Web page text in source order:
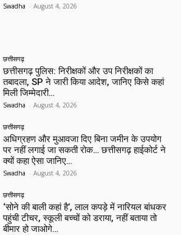
Swadha - August 4, 2026
छत्तीसगढ़
छत्तीसगढ़ पुलिस: निरीक्षकों और उप निरीक्षकों का
तबादला, SP ने जारी किया आदेश, जानिए किसे कहां
मिली जिम्मेदारी…
Swadha - August 4, 2026
छत्तीसगढ़
अधिग्रहण और मुआवजा दिए बिना जमीन के उपयोग
पर नहीं लगाई जा सकती रोक… छत्तीसगढ़ हाईकोर्ट ने
क्यों कहा ऐसा जानिए…
Swadha - August 4, 2026
छत्तीसगढ़
‘सोने की बाली कहां है’, लाल कपड़े में नारियल बांधकर
पहुंची टीचर, स्कूली बच्चों को डराया, नहीं बताया तो
बीमार हो जाओगे…